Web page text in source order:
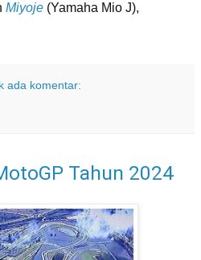
Miyoje (Yamaha Mio J),
ada komentar:
Tahun 2024